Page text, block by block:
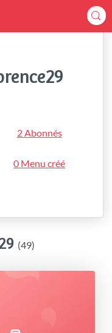
2 Abonnés
0 Menu créé
(49)